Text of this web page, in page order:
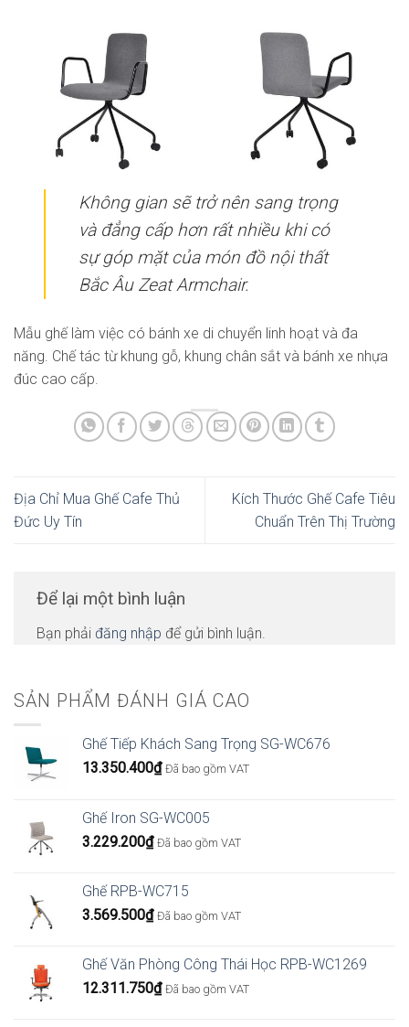
SẢN PHẨM ĐÁNH GIÁ CAO
Ghế Tiếp Khách Sang Trọng SG-WC676
13.350.400₫ Đã bao gồm VAT
Ghế Iron SG-WC005
3.229.200₫ Đã bao gồm VAT
Ghế RPB-WC715
3.569.500₫ Đã bao gồm VAT
Ghế Văn Phòng Công Thái Học RPB-WC1269
12.311.750₫ Đã bao gồm VAT
Không gian sẽ trở nên sang trọng
và đẳng cấp hơn rất nhiều khi có
sự góp mặt của món đồ nội thất
Bắc Âu Zeat Armchair.
Mẫu ghế làm việc có bánh xe di chuyển linh hoạt và đa
năng. Chế tác từ khung gỗ, khung chân sắt và bánh xe nhựa
đúc cao cấp.
Địa Chỉ Mua Ghế Cafe Thủ
Đức Uy Tín
Kích Thước Ghế Cafe Tiêu
Chuẩn Trên Thị Trường
Để lại một bình luận
Bạn phải đăng nhập để gửi bình luận.